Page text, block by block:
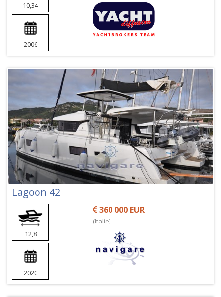
10,34
2006
Lagoon 42
12,8
2020
360 000 EUR
(Italie)